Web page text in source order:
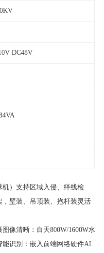
DC48V
）支持区域入侵、绊线检
壁装、吊顶装、抱杆装灵活
像清晰：白天800W/1600W水
识别：嵌入前端网络硬件AI